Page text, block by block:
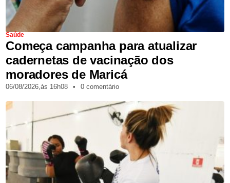
Saúde
Começa campanha para atualizar
cadernetas de vacinação dos
moradores de Maricá
06/08/2026,às 16h08 • 0 comentário